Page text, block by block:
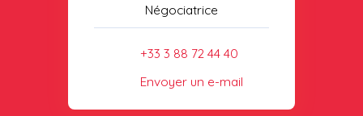
Négociatrice
+33 3 88 72 44 40
Envoyer un e-mail